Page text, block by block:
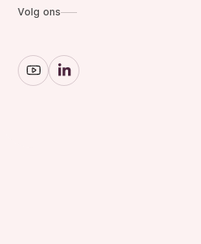
Volg ons